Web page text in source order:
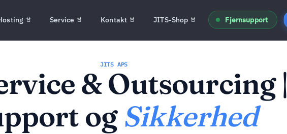
Service Kontakt JITS-Shop Fjernsupport
JITS APS
& Outsourcing |
og Sikkerhed